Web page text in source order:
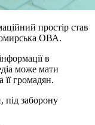
простір став
ОВА.
в
може мати
її громадян.
під заборону